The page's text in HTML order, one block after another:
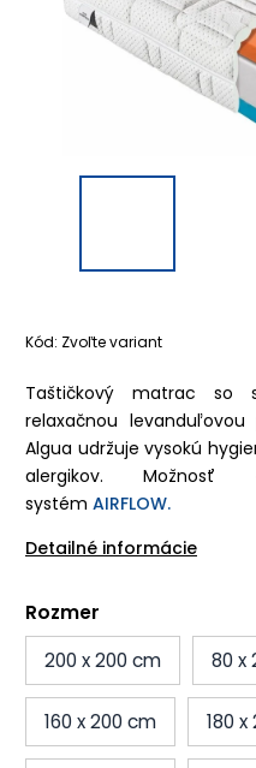
Kód: Zvoľte variant
Taštičkový matrac so
relaxačnou
Algua udržuje vysokú
alergikov.Možnosť
systém AIRFLOW.
Detailné informácie
Rozmer
200 x 200 cm
80 x
160 x 200 cm 180